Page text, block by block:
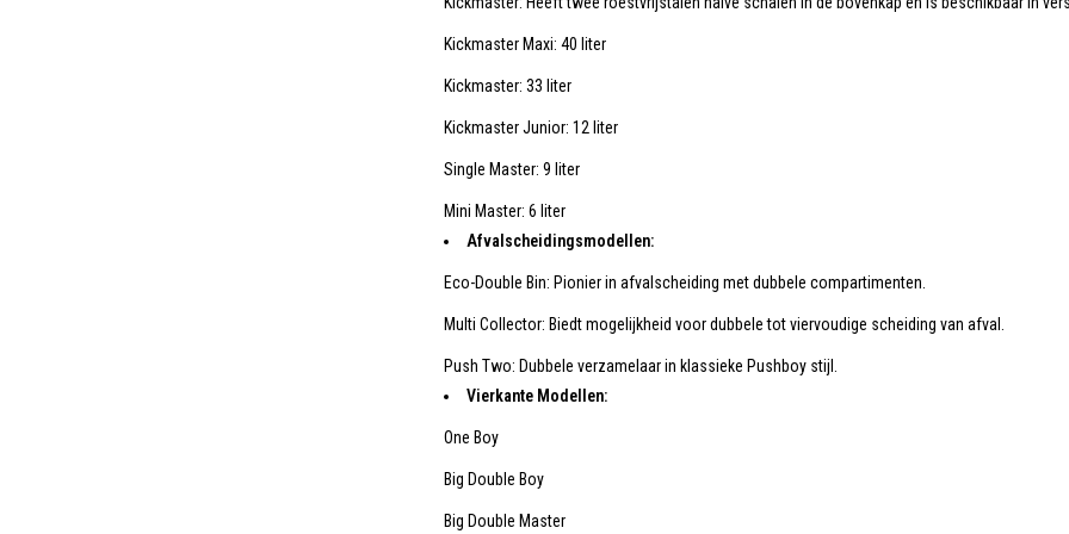
Kickmaster Maxi: 40 liter
Kickmaster: 33 liter
Kickmaster Junior: 12 liter
Single Master: 9 liter
Mini Master: 6 liter
Afvalscheidingsmodellen:
Eco-Double Bin: Pionier in afvalscheiding met dubbele compartimenten.
Multi Collector: Biedt mogelijkheid voor dubbele tot viervoudige scheiding van afval.
Push Two: Dubbele verzamelaar in klassieke Pushboy stijl.
Vierkante Modellen:
One Boy
Big Double Boy
Big Double Master